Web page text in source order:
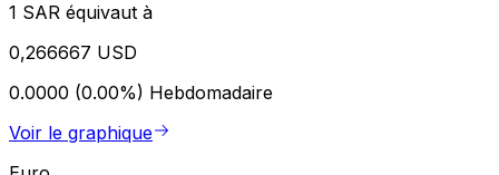
1 SAR équivaut à
0,266667 USD
0.0000 (0.00%) Hebdomadaire
Voir le graphique